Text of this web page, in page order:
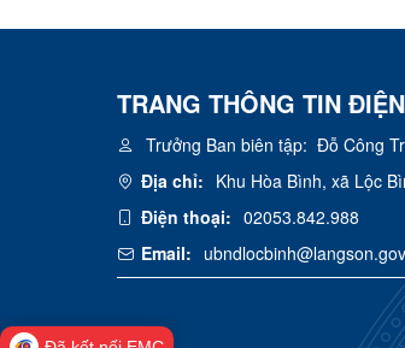
TRANG THÔNG TIN
Trưởng Ban biên tập: Đỗ Công
Địa chỉ: Khu Hòa Bình, xã Lộc
Điện thoại: 02053.842.988
Email: